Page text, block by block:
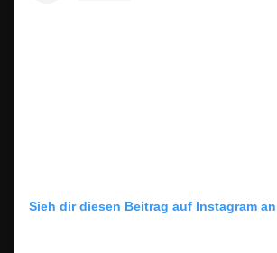
Sieh dir diesen Beitrag auf Instagram an